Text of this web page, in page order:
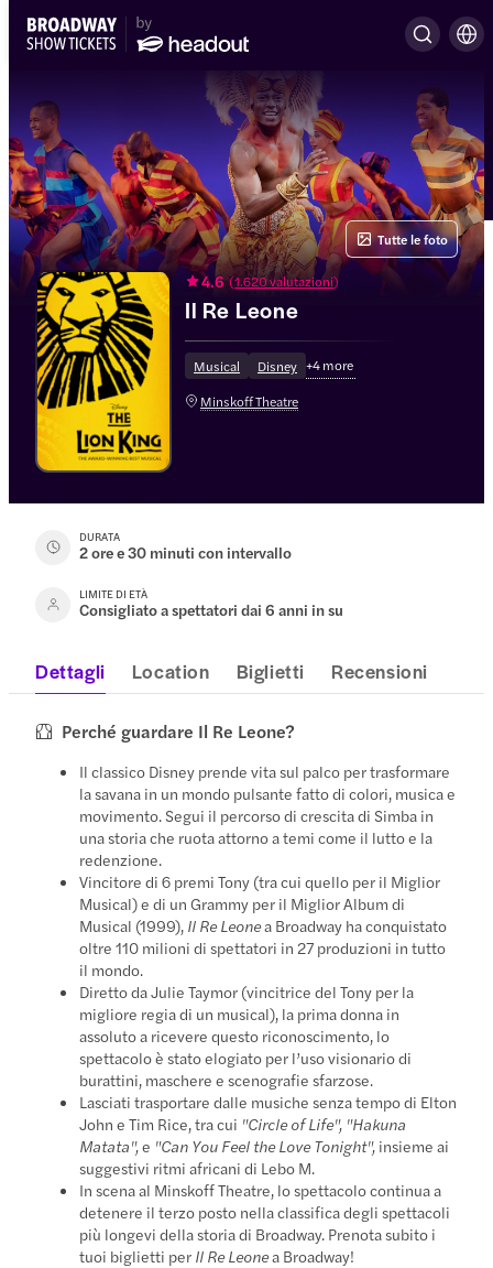
4.6 (1.620 valutazioni)
Il Re Leone
Musical Disney +4more
Minskoff Theatre
Tutte le foto
DURATA
2 ore e 30 minuti con intervallo
LIMITE DI ETÀ
Consigliato a spettatori dai 6 anni in su
Dettagli Location Biglietti Recensioni
Perché guardare Il Re Leone?
Il classico Disney prende vita sul palco per trasformare
la savana in un mondo pulsante fatto di colori, musica e
movimento. Segui il percorso di crescita di Simba in
una storia che ruota attorno a temi come il lutto e la
redenzione.
Vincitore di 6 premi Tony (tra cui quello per il Miglior
Musical) e di un Grammy per il Miglior Album di
Musical (1999), Il Re Leonea Broadway ha conquistato
oltre 110 milioni di spettatori in 27 produzioni in tutto
il mondo.
Diretto da Julie Taymor (vincitrice del Tony per la
migliore regia di un musical), la prima donna in
assoluto a ricevere questo riconoscimento, lo
spettacolo è stato elogiato per l’uso visionario di
burattini, maschere e scenografie sfarzose.
Lasciati trasportare dalle musiche senza tempo di Elton
John e Tim Rice, tra cui "Circle of Life", "Hakuna
Matata",e "Can You Feel the Love Tonight", insieme ai
suggestivi ritmi africani di Lebo M.
In scena al Minskoff Theatre, lo spettacolo continua a
detenere il terzo posto nella classifica degli spettacoli
più longevi della storia di Broadway. Prenota subito i
tuoi biglietti per Il Re Leonea Broadway!